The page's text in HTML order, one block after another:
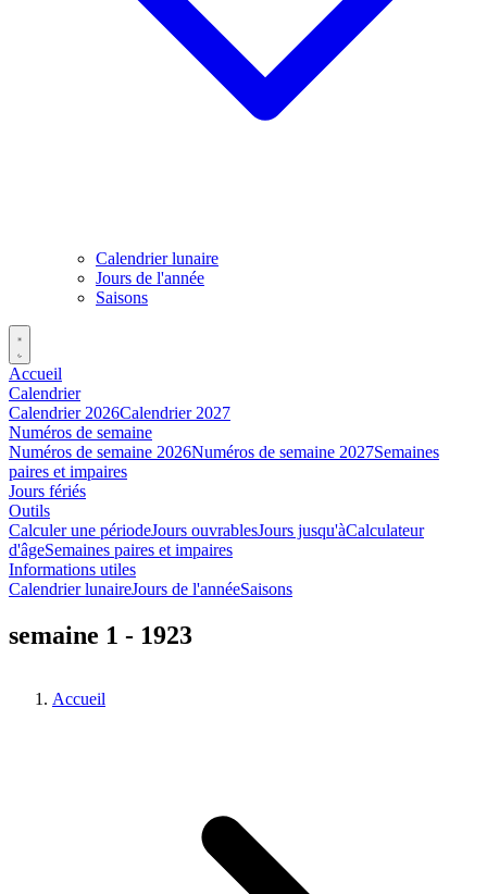
Calendrier lunaire
Jours de l'année
Saisons
Accueil
Calendrier
Calendrier 2026Calendrier 2027
Numéros de semaine
Numéros de semaine 2026Numéros de semaine 2027Semaines
paires et impaires
Jours fériés
Outils
Calculer une périodeJours ouvrablesJours jusqu'àCalculateur
d'âgeSemaines paires et impaires
Informations utiles
Calendrier lunaireJours de l'annéeSaisons
semaine 1 - 1923
Accueil